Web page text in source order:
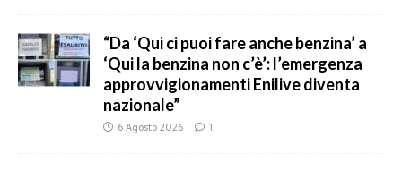
“Da ‘Qui ci puoi fare anche benzina’ a
‘Qui la benzina non c’è’: l’emergenza
approvvigionamenti Enilive diventa
nazionale”
6 Agosto 2026 1